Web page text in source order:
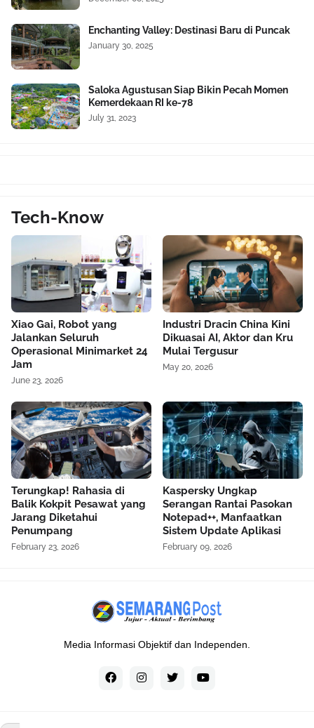
Enchanting Valley: Destinasi Baru di Puncak
January 30, 2025
Saloka Agustusan Siap Bikin Pecah Momen
Kemerdekaan RI ke-78
July 31, 2023
Tech-Know
Xiao Gai, Robot yang
Jalankan Seluruh
Operasional Minimarket 24
Jam
June 23, 2026
Industri Dracin China Kini
Dikuasai AI, Aktor dan Kru
Mulai Tergusur
May 20, 2026
Terungkap! Rahasia di
Balik Kokpit Pesawat yang
Jarang Diketahui
Penumpang
February 23, 2026
Kaspersky Ungkap
Serangan Rantai Pasokan
Notepad++, Manfaatkan
Sistem Update Aplikasi
February 09, 2026
Media Informasi Objektif dan Independen.